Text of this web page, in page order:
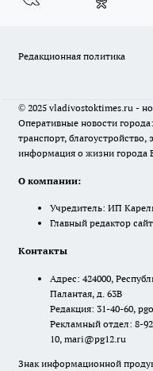
Редакционная политика
© 2025 vladivostoktimes.ru -
Оперативные новости
транспорт, благоустройство,
информация о жизни города
О компании:
Учредитель: ИП
Главный редактор
Контакты
Адрес: 424000,
Палантая, д. 63В
Редакция: 31-40-60,
Рекламный отдел: 8-
10, mari@pg12.ru
Знак информационной